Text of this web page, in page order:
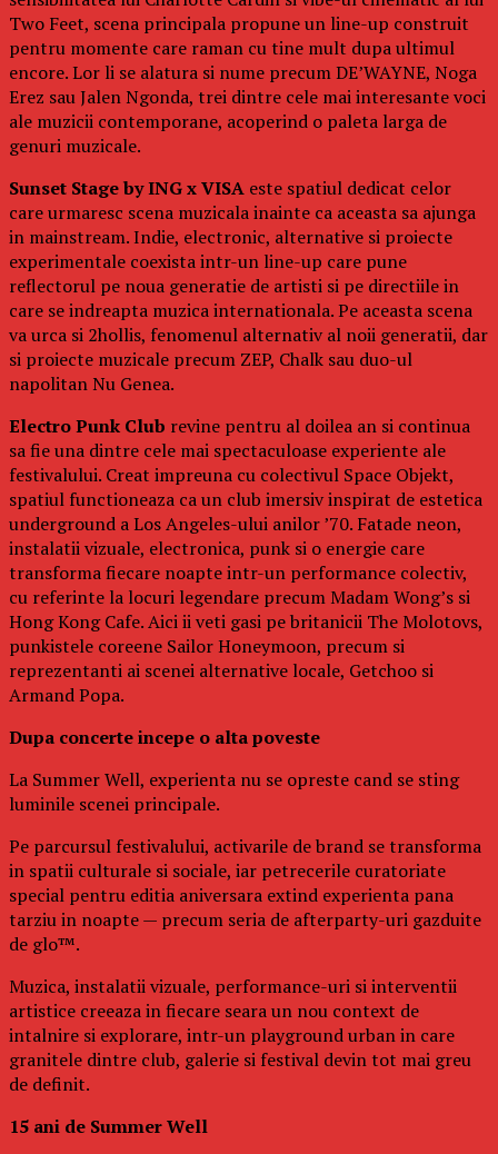
Two Feet, scena principala propune un line-up construit
pentru momente care raman cu tine mult dupa ultimul
encore. Lor li se alatura si nume precum DE’WAYNE, Noga
Erez sau Jalen Ngonda, trei dintre cele mai interesante voci
ale muzicii contemporane, acoperind o paleta larga de
genuri muzicale.
Sunset Stage by ING x VISA este spatiul dedicat celor
care urmaresc scena muzicala inainte ca aceasta sa ajunga
in mainstream. Indie, electronic, alternative si proiecte
experimentale coexista intr-un line-up care pune
reflectorul pe noua generatie de artisti si pe directiile in
care se indreapta muzica internationala. Pe aceasta scena
va urca si 2hollis, fenomenul alternativ al noii generatii, dar
si proiecte muzicale precum ZEP, Chalk sau duo-ul
napolitan Nu Genea.
Electro Punk Club revine pentru al doilea an si continua
sa fie una dintre cele mai spectaculoase experiente ale
festivalului. Creat impreuna cu colectivul Space Objekt,
spatiul functioneaza ca un club imersiv inspirat de estetica
underground a Los Angeles-ului anilor ’70. Fatade neon,
instalatii vizuale, electronica, punk si o energie care
transforma fiecare noapte intr-un performance colectiv,
cu referinte la locuri legendare precum Madam Wong’s si
Hong Kong Cafe. Aici ii veti gasi pe britanicii The Molotovs,
punkistele coreene Sailor Honeymoon, precum si
reprezentanti ai scenei alternative locale, Getchoo si
Armand Popa.
Dupa concerte incepe o alta poveste
La Summer Well, experienta nu se opreste cand se sting
luminile scenei principale.
Pe parcursul festivalului, activarile de brand se transforma
in spatii culturale si sociale, iar petrecerile curatoriate
special pentru editia aniversara extind experienta pana
tarziu in noapte — precum seria de afterparty-uri gazduite
de glo™.
Muzica, instalatii vizuale, performance-uri si interventii
artistice creeaza in fiecare seara un nou context de
intalnire si explorare, intr-un playground urban in care
granitele dintre club, galerie si festival devin tot mai greu
de definit.
15 ani de Summer Well